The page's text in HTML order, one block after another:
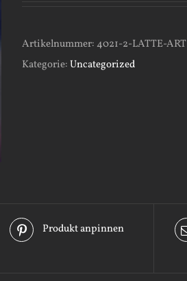
Artikelnummer:4021-2-LATTE-ART
Kategorie:Uncategorized
Produkt anpinnen